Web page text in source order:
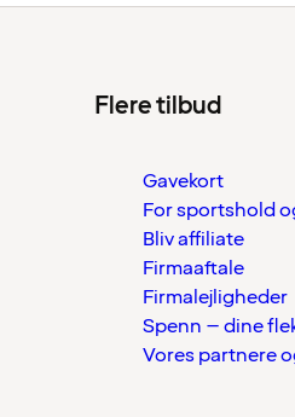
Flere tilbud
Gavekort
For sportshold
Bliv affiliate
Firmaaftale
Firmalejligheder
Spenn – dine
Vores partnere